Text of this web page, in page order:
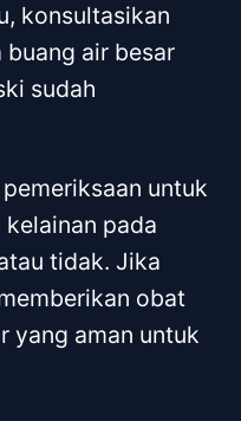
konsultasikan
air besar
sudah
untuk
pada
tidak. Jika
obat
yang aman untuk